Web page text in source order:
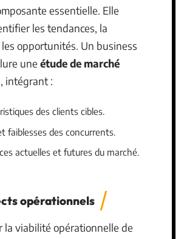
essentielle. Elle
les tendances, la
opportunités. Un business
une étude de marché
intégrant :
des clients cibles.
faiblesses des concurrents.
actuelles et futures du marché.
opérationnels
la viabilité opérationnelle de